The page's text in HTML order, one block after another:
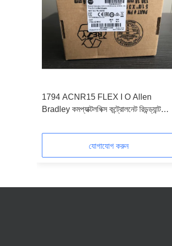
1794 ACNR15 FLEX I O Allen
Bradley কমপ্যাক্টলগিক্স কন্ট্রোলনেট রিডন্ড্যান্ট
যোগাযোগ করুন